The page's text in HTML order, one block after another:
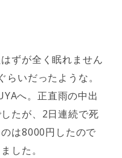
ずが全く眠れません
いだったような。
へ。正直雨の中出
たが、2日連続で死
は8000円したので
した。